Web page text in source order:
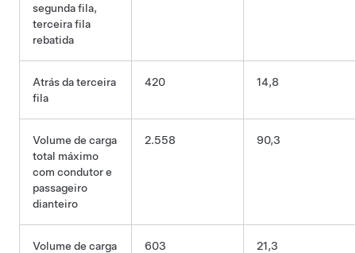
segunda fila,
terceira fila
rebatida
Atrás da terceira
fila
420 14,8
Volume de carga
total máximo
com condutor e
passageiro
dianteiro
2.558 90,3
Volume de carga
603 21,3